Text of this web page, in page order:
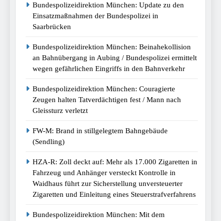
Bundespolizeidirektion München: Update zu den
Einsatzmaßnahmen der Bundespolizei in
Saarbrücken
Bundespolizeidirektion München: Beinahekollision
an Bahnübergang in Aubing / Bundespolizei ermittelt
wegen gefährlichen Eingriffs in den Bahnverkehr
Bundespolizeidirektion München: Couragierte
Zeugen halten Tatverdächtigen fest / Mann nach
Gleissturz verletzt
FW-M: Brand in stillgelegtem Bahngebäude
(Sendling)
HZA-R: Zoll deckt auf: Mehr als 17.000 Zigaretten in
Fahrzeug und Anhänger versteckt Kontrolle in
Waidhaus führt zur Sicherstellung unversteuerter
Zigaretten und Einleitung eines Steuerstrafverfahrens
Bundespolizeidirektion München: Mit dem